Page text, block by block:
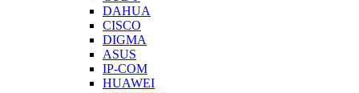
DAHUA
CISCO
DIGMA
ASUS
IP-COM
HUAWEI